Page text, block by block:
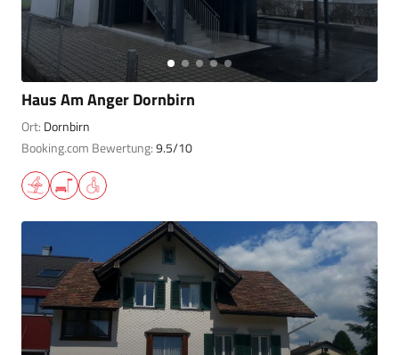
Haus Am Anger Dornbirn
Ort: Dornbirn
Booking.com Bewertung:9.5/10